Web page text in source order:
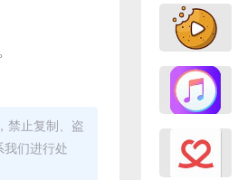
禁止复制、盗
们进行处